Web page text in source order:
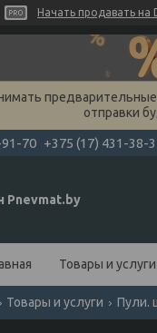
Начать продавать на
отправки
91-70 +375 (17) 431-38-
Pnevmat.by
Товары и услуги
Товары и услуги Пули.